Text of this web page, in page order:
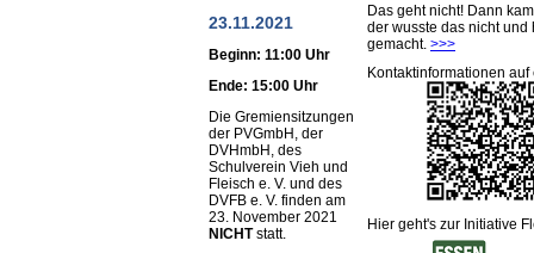
23.11.2021
Beginn: 11:00 Uhr
Ende: 15:00 Uhr
Die Gremiensitzungen
der PVGmbH, der
DVHmbH, des
Schulverein Vieh und
Fleisch e. V. und des
DVFB e. V. finden am
23. November 2021
NICHTstatt.
Das geht nicht! Dann
der wusste das nicht und
gemacht. >>>
Kontaktinformationen
Hier geht's zur Initiative